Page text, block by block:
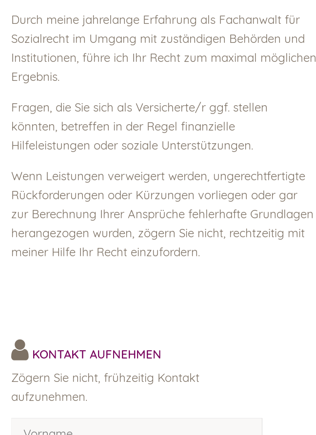
Durch meine jahrelange Erfahrung als Fachanwalt für
Sozialrecht im Umgang mit zuständigen Behörden und
Institutionen, führe ich Ihr Recht zum maximal möglichen
Ergebnis.
Fragen, die Sie sich als Versicherte/r ggf. stellen
könnten, betreffen in der Regel finanzielle
Hilfeleistungen oder soziale Unterstützungen.
Wenn Leistungen verweigert werden, ungerechtfertigte
Rückforderungen oder Kürzungen vorliegen oder gar
zur Berechnung Ihrer Ansprüche fehlerhafte Grundlagen
herangezogen wurden, zögern Sie nicht, rechtzeitig mit
meiner Hilfe Ihr Recht einzufordern.
KONTAKT AUFNEHMEN
Zögern Sie nicht, frühzeitig Kontakt
aufzunehmen.